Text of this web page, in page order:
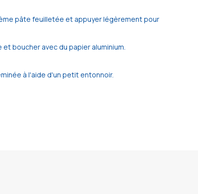
pâte feuilletée et appuyer légèrement pour
boucher avec du papier aluminium.
à l'aide d'un petit entonnoir.